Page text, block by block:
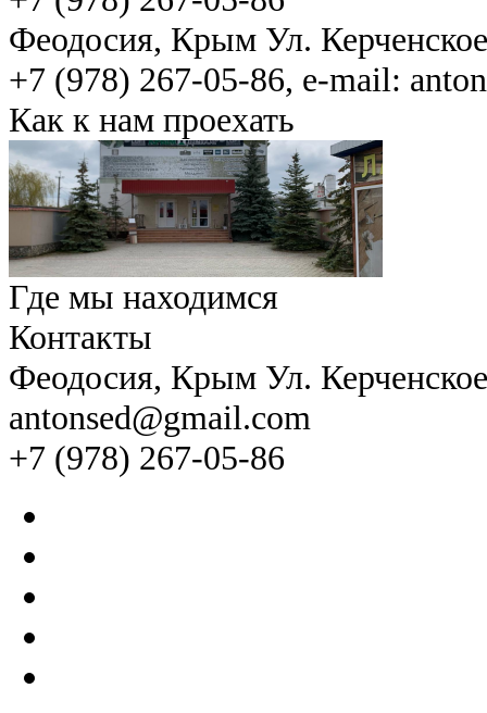
Феодосия, Крым Ул.
+7 (978) 267-05-86, e-mail:
Как к нам проехать
Где мы находимся
Контакты
Феодосия, Крым Ул.
antonsed@gmail.com
+7 (978) 267-05-86